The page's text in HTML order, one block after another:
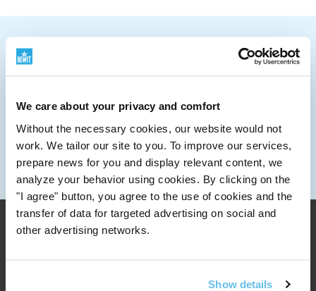
We care about your privacy and comfort
Without the necessary cookies, our website would not
work. We tailor our site to you. To improve our services,
prepare news for you and display relevant content, we
analyze your behavior using cookies. By clicking on the
"I agree" button, you agree to the use of cookies and the
transfer of data for targeted advertising on social and
other advertising networks.
Show details
Meer informatie over verzendopties
info@bewit.love
BEL ONS
+420 552 305 105
WERKTIJDEN
Maandag t/m vrijdag: 7:30 - 15:00